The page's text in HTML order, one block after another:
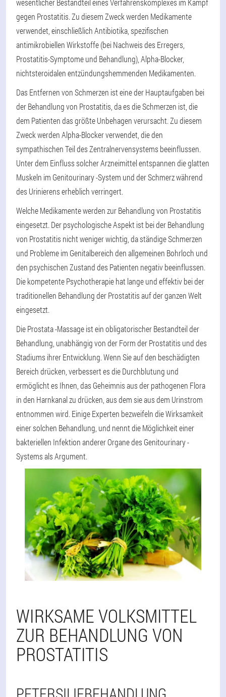
gegen Prostatitis. Zu diesem Zweck werden Medikamente
verwendet, einschließlich Antibiotika, spezifischen
antimikrobiellen Wirkstoffe (bei Nachweis des Erregers,
Prostatitis-Symptome und Behandlung), Alpha-Blocker,
nichtsteroidalen entzündungshemmenden Medikamenten.
Das Entfernen von Schmerzen ist eine der Hauptaufgaben bei
der Behandlung von Prostatitis, da es die Schmerzen ist, die
dem Patienten das größte Unbehagen verursacht. Zu diesem
Zweck werden Alpha-Blocker verwendet, die den
sympathischen Teil des Zentralnervensystems beeinflussen.
Unter dem Einfluss solcher Arzneimittel entspannen die glatten
Muskeln im Genitourinary -System und der Schmerz während
des Urinierens erheblich verringert.
Welche Medikamente werden zur Behandlung von Prostatitis
eingesetzt. Der psychologische Aspekt ist bei der Behandlung
von Prostatitis nicht weniger wichtig, da ständige Schmerzen
und Probleme im Genitalbereich den allgemeinen Bohrloch und
den psychischen Zustand des Patienten negativ beeinflussen.
Die kompetente Psychotherapie hat lange und effektiv bei der
traditionellen Behandlung der Prostatitis auf der ganzen Welt
eingesetzt.
Die Prostata -Massage ist ein obligatorischer Bestandteil der
Behandlung, unabhängig von der Form der Prostatitis und des
Stadiums ihrer Entwicklung. Wenn Sie auf den beschädigten
Bereich drücken, verbessert es die Durchblutung und
ermöglicht es Ihnen, das Geheimnis aus der pathogenen Flora
in den Harnkanal zu drücken, aus dem sie aus dem Urinstrom
entnommen wird. Einige Experten bezweifeln die Wirksamkeit
einer solchen Behandlung, und nennt die Möglichkeit einer
bakteriellen Infektion anderer Organe des Genitourinary -
Systems als Argument.
WIRKSAME VOLKSMITTEL
ZUR BEHANDLUNG VON
PROSTATITIS